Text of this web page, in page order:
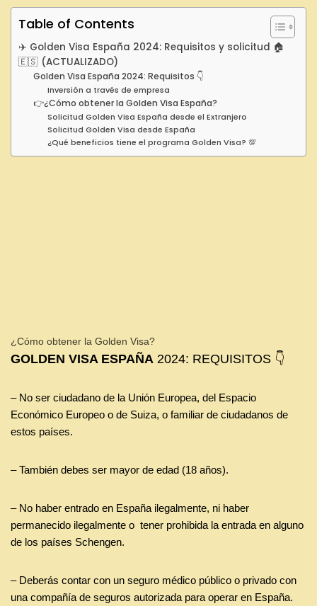
Table of Contents
✈️ Golden Visa España 2024: Requisitos y solicitud 🏠
🇪🇸 (ACTUALIZADO)
Golden Visa España 2024: Requisitos 👇
Inversión a través de empresa
👉¿Cómo obtener la Golden Visa España?
Solicitud Golden Visa España desde el Extranjero
Solicitud Golden Visa desde España
¿Qué beneficios tiene el programa Golden Visa? 💯
¿Cómo obtener la Golden Visa?
GOLDEN VISA ESPAÑA 2024: REQUISITOS 👇
– No ser ciudadano de la Unión Europea, del Espacio
Económico Europeo o de Suiza, o familiar de ciudadanos de
estos países.
– También debes ser mayor de edad (18 años).
– No haber entrado en España ilegalmente, ni haber
permanecido ilegalmente o tener prohibida la entrada en alguno
de los países Schengen.
– Deberás contar con un seguro médico público o privado con
una compañía de seguros autorizada para operar en España.